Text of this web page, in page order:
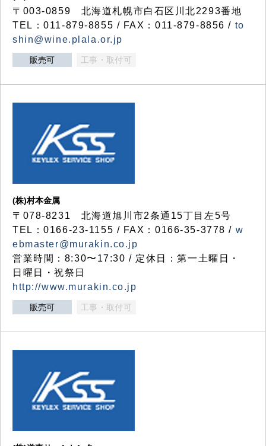
〒003-0859 北海道札幌市白石区川北2293番地
TEL：011-879-8855 / FAX：011-879-8856 / to
shin@wine.plala.or.jp
販売可 工事・取付可
(株)村本金属
〒078-8231 北海道旭川市2条通15丁目左5号
TEL：0166-23-1155 / FAX：0166-35-3778 / w
ebmaster@murakin.co.jp
営業時間：8:30〜17:30 / 定休日：第一土曜日・
日曜日・祝祭日
http://www.murakin.co.jp
販売可 工事・取付可